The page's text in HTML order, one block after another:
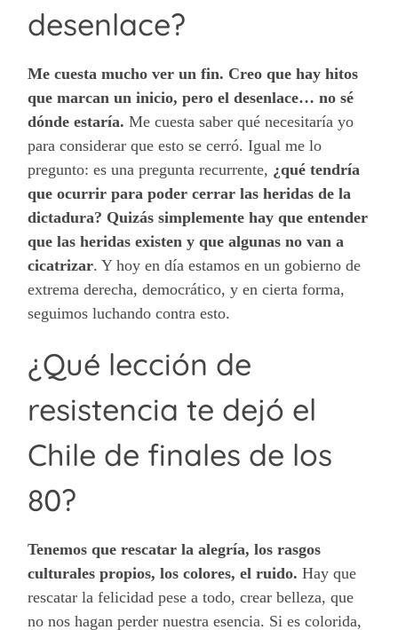
desenlace?
Me cuesta mucho ver un fin. Creo que hay hitos
que marcan un inicio, pero el desenlace… no sé
dónde estaría.Me cuesta saber qué necesitaría yo
para considerar que esto se cerró. Igual me lo
pregunto: es una pregunta recurrente, ¿qué tendría
que ocurrir para poder cerrar las heridas de la
dictadura? Quizás simplemente hay que entender
que las heridas existen y que algunas no van a
cicatrizar. Y hoy en día estamos en un gobierno de
extrema derecha, democrático, y en cierta forma,
seguimos luchando contra esto.
¿Qué lección de
resistencia te dejó el
Chile de finales de los
80?
Tenemos que rescatar la alegría, los rasgos
culturales propios, los colores, el ruido. Hay que
rescatar la felicidad pese a todo, crear belleza, que
no nos hagan perder nuestra esencia. Si es colorida,